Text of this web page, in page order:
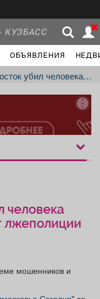
КУЗБАСС
ОБЪЯВЛЕНИЯ
Новости
Услуги
Проекты
после «видеообыска» от лжеполиции
человека
лжеполиции
мошенников и